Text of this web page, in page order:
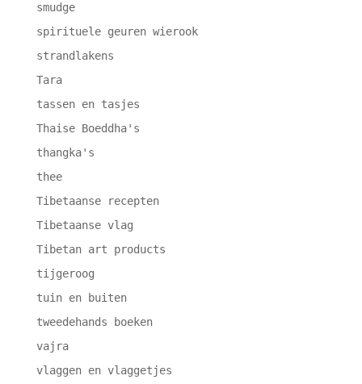
smudge
spirituele geuren wierook
strandlakens
Tara
tassen en tasjes
Thaise Boeddha's
thangka's
thee
Tibetaanse recepten
Tibetaanse vlag
Tibetan art products
tijgeroog
tuin en buiten
tweedehands boeken
vajra
vlaggen en vlaggetjes